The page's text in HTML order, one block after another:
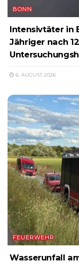
BONN
Intensivtäter in
Jähriger nach
6. AUGUST 2026
FEUERWEHR
Wasserunfall